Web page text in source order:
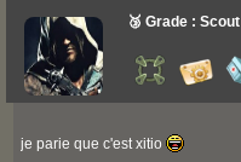
🥉 Grade : Scout
je parie que c'est xitio